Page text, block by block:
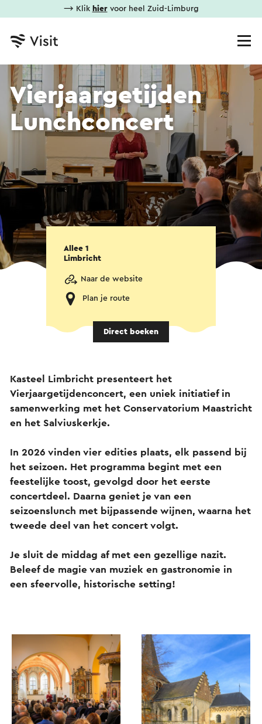
⟶ Klik hiervoor heel Zuid-Limburg
Vierjaargetijden
Lunchconcert
Allee 1
Limbricht
Naar de website
Plan je route
Direct boeken
Kasteel Limbricht presenteert het
Vierjaargetijdenconcert, een uniek initiatief in
samenwerking met het Conservatorium Maastricht
en het Salviuskerkje.
In 2026 vinden vier edities plaats, elk passend bij
het seizoen. Het programma begint met een
feestelijke toost, gevolgd door het eerste
concertdeel. Daarna geniet je van een
seizoenslunch met bijpassende wijnen, waarna het
tweede deel van het concert volgt.
Je sluit de middag af met een gezellige nazit.
Beleef de magie van muziek en gastronomie in
een sfeervolle, historische setting!